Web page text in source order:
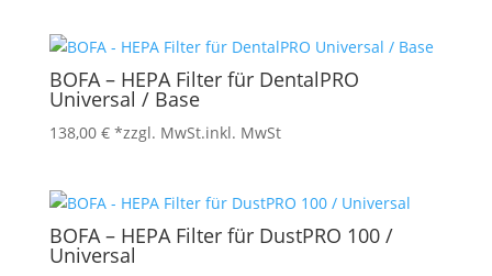
BOFA – HEPA Filter für DentalPRO
Universal / Base
138,00 € *zzgl. MwSt.inkl. MwSt
BOFA – HEPA Filter für DustPRO 100 /
Universal